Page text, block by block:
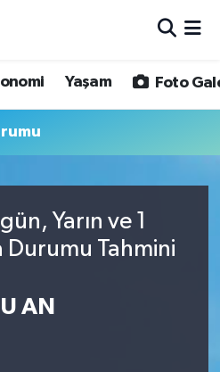
Yaşam Foto
Yarın ve 1
Durumu Tahmini
AN
ve Fikstür